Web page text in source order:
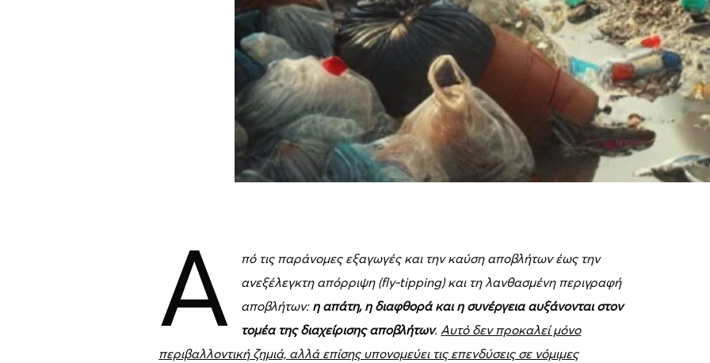
Α
πό τις παράνομες εξαγωγές και την καύση αποβλήτων έως την
ανεξέλεγκτη απόρριψη (fly-tipping) και τη λανθασμένη περιγραφή
αποβλήτων: η απάτη, η διαφθορά και η συνέργεια αυξάνονται στον
τομέα της διαχείρισης αποβλήτων.Αυτό δεν προκαλεί μόνο
περιβαλλοντική ζημιά, αλλά επίσης υπονομεύει τις επενδύσεις σε νόμιμες